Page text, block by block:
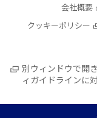
会社概要
クッキーポリシー
別ウィンドウで開
ィガイドラインに